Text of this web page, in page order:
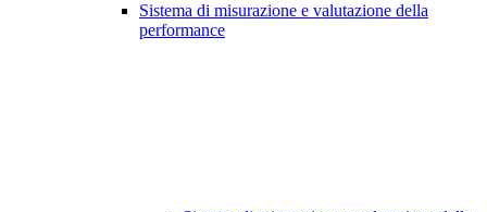
Sistema di misurazione e valutazione della
performance